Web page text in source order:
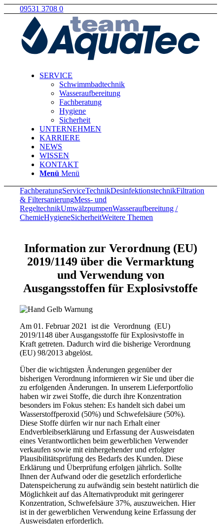
09531 3708 0
SERVICE
Schwimmbadtechnik
Wasseraufbereitung
Fachberatung
Hygiene
Sicherheit
UNTERNEHMEN
KARRIERE
NEWS
WISSEN
KONTAKT
Menü Menü
FachberatungServiceTechnikDesinfektionstechnikFiltration
& FiltersanierungMess- und
RegeltechnikUmwälzpumpenWasseraufbereitung /
ChemieHygieneSicherheitWeitere Themen
Information zur Verordnung (EU)
2019/1149 über die Vermarktung
und Verwendung von
Ausgangsstoffen für Explosivstoffe
Am 01. Februar 2021 ist die Verordnung (EU)
2019/1148 über Ausgangsstoffe für Explosivstoffe in
Kraft getreten. Dadurch wird die bisherige Verordnung
(EU) 98/2013 abgelöst.
Über die wichtigsten Änderungen gegenüber der
bisherigen Verordnung informieren wir Sie und über die
zu erfolgenden Änderungen. In unserem Lieferportfolio
haben wir zwei Stoffe, die durch ihre Konzentration
besonders im Fokus stehen: Es handelt sich dabei um
Wasserstoffperoxid (50%) und Schwefelsäure (50%).
Diese Stoffe dürfen wir nur nach Erhalt einer
Endverbleibserklärung und Erfassung der Ausweisdaten
eines Verantwortlichen beim gewerblichen Verwender
verkaufen sowie mit einhergehender und erfolgter
Plausibilitätsprüfung des Bedarfs des Kunden. Diese
Erklärung und Überprüfung erfolgen jährlich. Sollte
Ihnen der Aufwand oder die gesetzlich erforderliche
Datenspeicherung zu aufwändig sein besteht natürlich die
Möglichkeit auf das Alternativprodukt mit geringerer
Konzentration, Schwefelsäure 37%, auszuweichen. Hier
ist in der gewerblichen Verwendung keine Erfassung der
Ausweisdaten erforderlich.